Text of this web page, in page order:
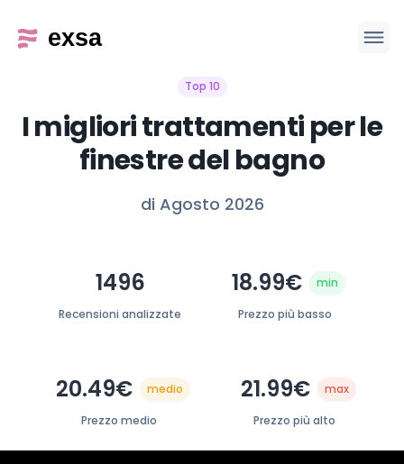
Top 10
I migliori trattamenti per le
finestre del bagno
di Agosto 2026
1496
Recensioni analizzate
18.99€ min
Prezzo più basso
20.49€ medio
Prezzo medio
21.99€ max
Prezzo più alto